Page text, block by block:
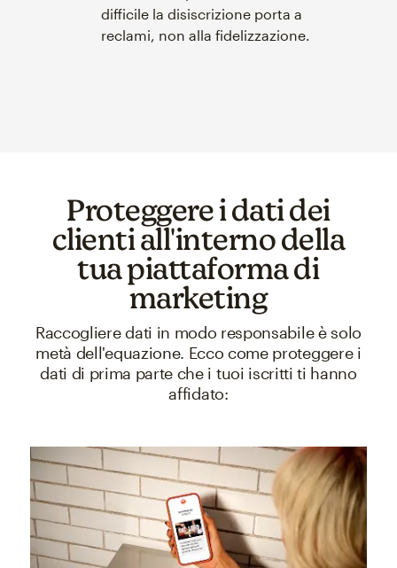
difficile la disiscrizione porta a
reclami, non alla fidelizzazione.
Proteggere i dati dei
clienti all'interno della
tua piattaforma di
marketing
Raccogliere dati in modo responsabile è solo
metà dell'equazione. Ecco come proteggere i
dati di prima parte che i tuoi iscritti ti hanno
affidato: